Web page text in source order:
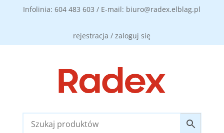
Infolinia: 604 483 603 / E-mail: biuro@radex.elblag.pl
rejestracja / zaloguj się